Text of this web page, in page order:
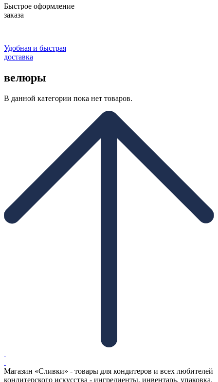
Быстрое оформление
заказа
Удобная и быстрая
доставка
велюры
В данной категории пока нет товаров.
Магазин «Сливки» - товары для кондитеров и всех любителей
кондитерского искусства - ингредиенты, инвентарь, упаковка.